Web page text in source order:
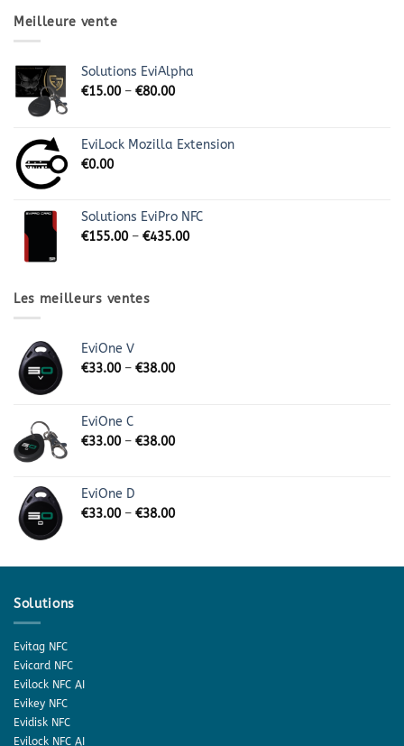
Meilleure vente
Solutions EviAlpha
€15.00– €80.00
EviLock Mozilla Extension
€0.00
Solutions EviPro NFC
€155.00– €435.00
Les meilleurs ventes
EviOne V
€33.00– €38.00
EviOne C
€33.00– €38.00
EviOne D
€33.00– €38.00
Solutions
Evitag NFC
Evicard NFC
Evilock NFC AI
Evikey NFC
Evidisk NFC
Evilock NFC AI